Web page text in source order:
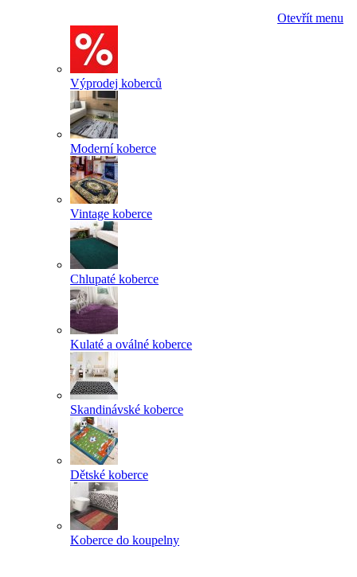
Otevřít menu
Výprodej koberců
Moderní koberce
Vintage koberce
Chlupaté koberce
Kulaté a oválné koberce
Skandinávské koberce
Dětské koberce
Koberce do koupelny